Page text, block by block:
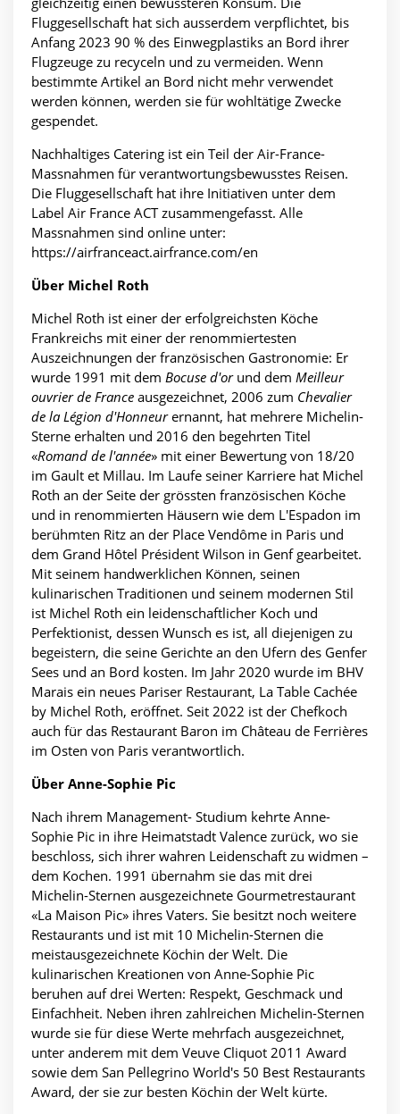
Fluggesellschaft hat sich ausserdem verpflichtet, bis
Anfang 2023 90 % des Einwegplastiks an Bord ihrer
Flugzeuge zu recyceln und zu vermeiden. Wenn
bestimmte Artikel an Bord nicht mehr verwendet
werden können, werden sie für wohltätige Zwecke
gespendet.
Nachhaltiges Catering ist ein Teil der Air-France-
Massnahmen für verantwortungsbewusstes Reisen.
Die Fluggesellschaft hat ihre Initiativen unter dem
Label Air France ACT zusammengefasst. Alle
Massnahmen sind online unter:
https://airfranceact.airfrance.com/en
Über Michel Roth
Michel Roth ist einer der erfolgreichsten Köche
Frankreichs mit einer der renommiertesten
Auszeichnungen der französischen Gastronomie: Er
wurde 1991 mit dem Bocuse d'orund dem Meilleur
ouvrier de France ausgezeichnet, 2006 zum Chevalier
de la Légion d'Honneurernannt, hat mehrere Michelin-
Sterne erhalten und 2016 den begehrten Titel
«Romand de l'année» mit einer Bewertung von 18/20
im Gault et Millau. Im Laufe seiner Karriere hat Michel
Roth an der Seite der grössten französischen Köche
und in renommierten Häusern wie dem L'Espadon im
berühmten Ritz an der Place Vendôme in Paris und
dem Grand Hôtel Président Wilson in Genf gearbeitet.
Mit seinem handwerklichen Können, seinen
kulinarischen Traditionen und seinem modernen Stil
ist Michel Roth ein leidenschaftlicher Koch und
Perfektionist, dessen Wunsch es ist, all diejenigen zu
begeistern, die seine Gerichte an den Ufern des Genfer
Sees und an Bord kosten. Im Jahr 2020 wurde im BHV
Marais ein neues Pariser Restaurant, La Table Cachée
by Michel Roth, eröffnet. Seit 2022 ist der Chefkoch
auch für das Restaurant Baron im Château de Ferrières
im Osten von Paris verantwortlich.
Über Anne-Sophie Pic
Nach ihrem Management- Studium kehrte Anne-
Sophie Pic in ihre Heimatstadt Valence zurück, wo sie
beschloss, sich ihrer wahren Leidenschaft zu widmen –
dem Kochen. 1991 übernahm sie das mit drei
Michelin-Sternen ausgezeichnete Gourmetrestaurant
«La Maison Pic» ihres Vaters. Sie besitzt noch weitere
Restaurants und ist mit 10 Michelin-Sternen die
meistausgezeichnete Köchin der Welt. Die
kulinarischen Kreationen von Anne-Sophie Pic
beruhen auf drei Werten: Respekt, Geschmack und
Einfachheit. Neben ihren zahlreichen Michelin-Sternen
wurde sie für diese Werte mehrfach ausgezeichnet,
unter anderem mit dem Veuve Cliquot 2011 Award
sowie dem San Pellegrino World's 50 Best Restaurants
Award, der sie zur besten Köchin der Welt kürte.